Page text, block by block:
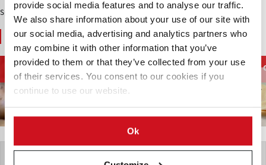
provide social media features and to analyse our traffic.
We also share information about your use of our site with
our social media, advertising and analytics partners who
may combine it with other information that you’ve
provided to them or that they’ve collected from your use
of their services. You consent to our cookies if you
continue to use our website.
Ok
Sponsored Content
You May Also Like
Potato Supply chain
Processing
Equipment
French Fries and
Potato Specialties